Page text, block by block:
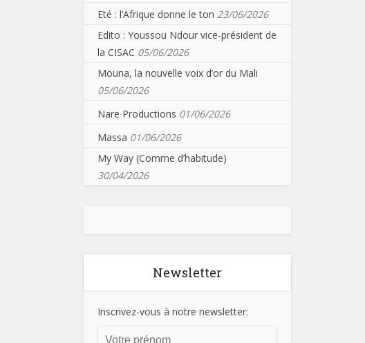
Eté : l’Afrique donne le ton 23/06/2026
Edito : Youssou Ndour vice-président de
la CISAC 05/06/2026
Mouna, la nouvelle voix d’or du Mali
05/06/2026
Nare Productions 01/06/2026
Massa 01/06/2026
My Way (Comme d’habitude)
30/04/2026
Newsletter
Inscrivez-vous à notre newsletter: